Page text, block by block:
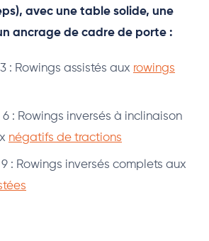
avec une table solide, une
ancrage de cadre de porte :
: Rowings assistés aux rowings
: Rowings inversés à inclinaison
négatifs de tractions
: Rowings inversés complets aux